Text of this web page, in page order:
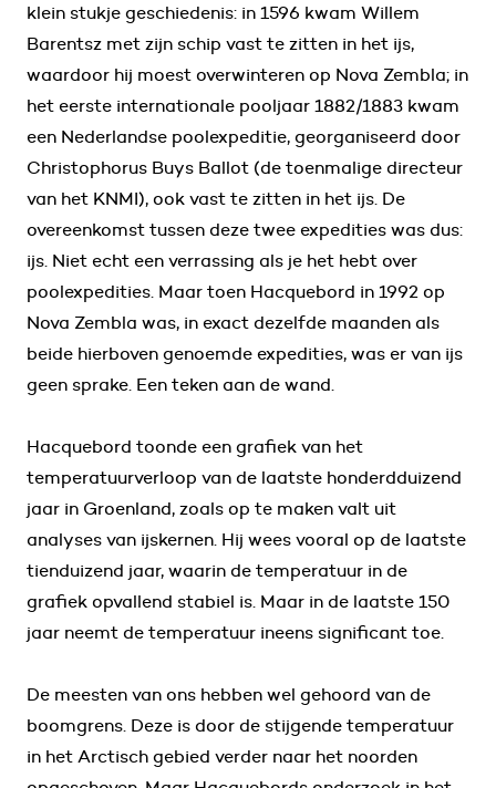
klein stukje geschiedenis: in 1596 kwam Willem
Barentsz met zijn schip vast te zitten in het ijs,
waardoor hij moest overwinteren op Nova Zembla; in
het eerste internationale pooljaar 1882/1883 kwam
een Nederlandse poolexpeditie, georganiseerd door
Christophorus Buys Ballot (de toenmalige directeur
van het KNMI), ook vast te zitten in het ijs. De
overeenkomst tussen deze twee expedities was dus:
ijs. Niet echt een verrassing als je het hebt over
poolexpedities. Maar toen Hacquebord in 1992 op
Nova Zembla was, in exact dezelfde maanden als
beide hierboven genoemde expedities, was er van ijs
geen sprake. Een teken aan de wand.
Hacquebord toonde een grafiek van het
temperatuurverloop van de laatste honderdduizend
jaar in Groenland, zoals op te maken valt uit
analyses van ijskernen. Hij wees vooral op de laatste
tienduizend jaar, waarin de temperatuur in de
grafiek opvallend stabiel is. Maar in de laatste 150
jaar neemt de temperatuur ineens significant toe.
De meesten van ons hebben wel gehoord van de
boomgrens. Deze is door de stijgende temperatuur
in het Arctisch gebied verder naar het noorden